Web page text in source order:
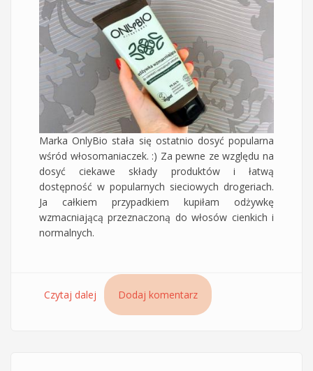
Marka OnlyBio stała się ostatnio dosyć popularna
wśród włosomaniaczek. :) Za pewne ze względu na
dosyć ciekawe składy produktów i łatwą
dostępność w popularnych sieciowych drogeriach.
Ja całkiem przypadkiem kupiłam odżywkę
wzmacniającą przeznaczoną do włosów cienkich i
normalnych.
Czytaj dalej wpis Odżywka wzmacniająca do cienkich i
normalnych włosów OnlyBio
Dodaj komentarz